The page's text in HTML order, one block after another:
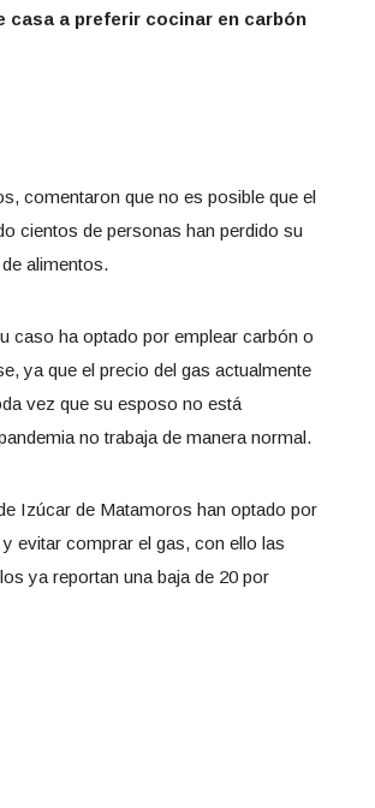
casa a preferir cocinar en carbón
comentaron que no es posible que el
cientos de personas han perdido su
alimentos.
caso ha optado por emplear carbón o
ya que el precio del gas actualmente
vez que su esposo no está
no trabaja de manera normal.
Izúcar de Matamoros han optado por
evitar comprar el gas, con ello las
ya reportan una baja de 20 por